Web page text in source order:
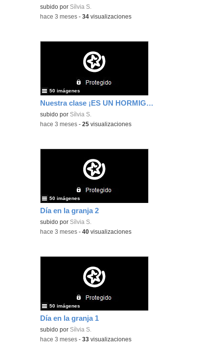
subido por Sílvia S.
-hace 3 meses -34 visualizaciones
Nuestra clase ¡ES UN HORMIGUERO!
subido por Sílvia S.
50 imágenes
-hace 3 meses -25 visualizaciones
Día en la granja 2
subido por Sílvia S.
50 imágenes
-hace 3 meses -40 visualizaciones
Día en la granja 1
subido por Sílvia S.
50 imágenes
-hace 3 meses -33 visualizaciones